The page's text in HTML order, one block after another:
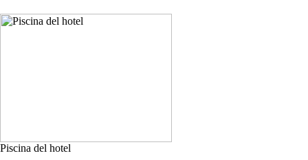
Piscina del hotel